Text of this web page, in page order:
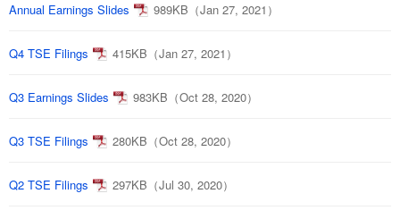
Annual Earnings Slides 989KB（Jan 27, 2021）
Q4 TSE Filings 415KB（Jan 27, 2021）
Q3 Earnings Slides 983KB（Oct 28, 2020）
Q3 TSE Filings 280KB（Oct 28, 2020）
Q2 TSE Filings 297KB（Jul 30, 2020）